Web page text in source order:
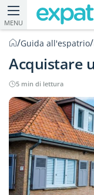
MENU
/Guida all'espatrio/
Acquistare
5 min di lettura